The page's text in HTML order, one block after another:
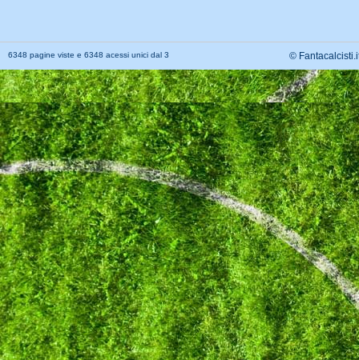
6348 pagine viste e 6348 acessi unici dal 3 ©